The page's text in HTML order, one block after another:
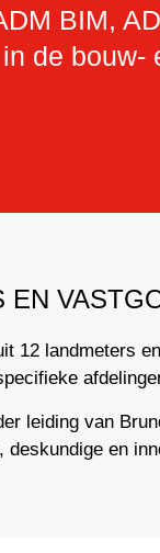
BIM,
de bouw-
EN
12 landmeters
leiding van
en